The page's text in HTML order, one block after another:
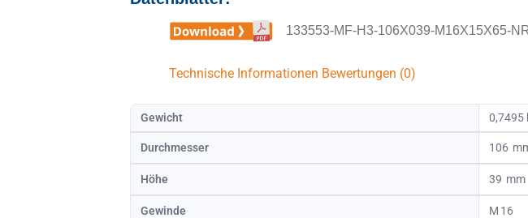
133553-MF-H3-106X039-M16X15X65-
Technische Informationen Bewertungen (0)
Gewicht 0,7495
Durchmesser 106
Höhe 39
Gewinde 16